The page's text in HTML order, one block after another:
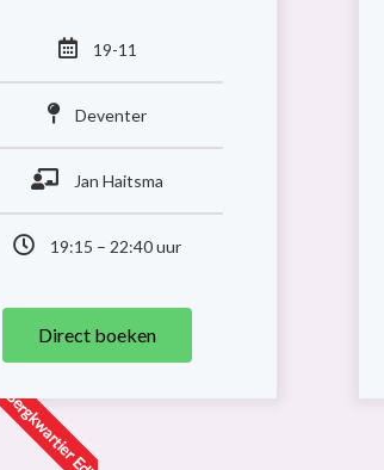
19-11
Deventer
Jan Haitsma
19:15 – 22:40 uur
Direct boeken
Bergkwartier Editie